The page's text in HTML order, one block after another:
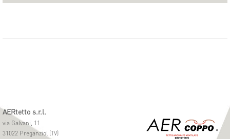
AERtetto s.r.l.
via Galvani, 11
31022 Preganziol (TV)